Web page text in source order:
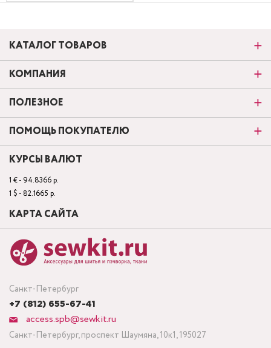
Санкт-Петербург
+7 (812) 655-67-41
access.spb@sewkit.ru
Санкт-Петербург, проспект Шаумяна, 10к1, 195027
КАТАЛОГ ТОВАРОВ
КОМПАНИЯ
ПОЛЕЗНОЕ
ПОМОЩЬ ПОКУПАТЕЛЮ
КУРСЫ ВАЛЮТ
1 € - 94.8366 р.
1 $ - 82.1665 р.
КАРТА САЙТА